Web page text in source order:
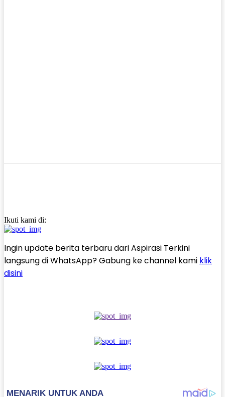
Ikuti kami di:
Ingin update berita terbaru dari Aspirasi Terkini
langsung di WhatsApp? Gabung ke channel kami klik
disini